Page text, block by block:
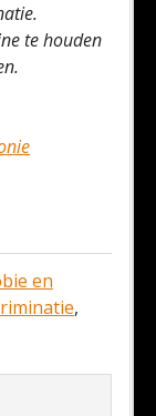
te houden
en
,